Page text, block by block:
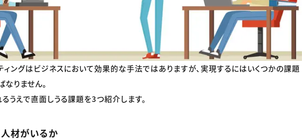
ィングはビジネスにおいて効果的な手法ではありますが、実現するにはいくつかの課題
りません。
うえで直面しうる課題を3つ紹介します。
材がいるか